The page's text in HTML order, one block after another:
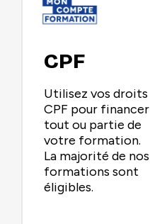
CPF
Utilisez vos droits
CPF pour financer
tout ou partie de
votre formation.
La majorité de nos
formations sont
éligibles.